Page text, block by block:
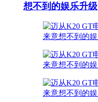
想不到的娱乐升级